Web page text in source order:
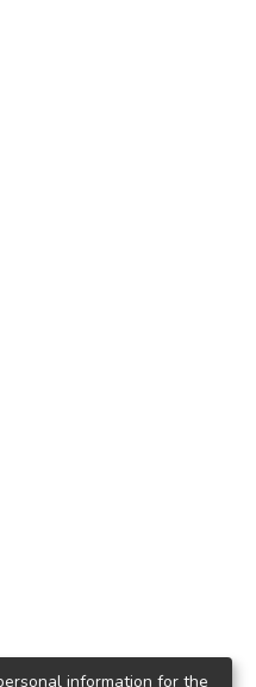
information for the